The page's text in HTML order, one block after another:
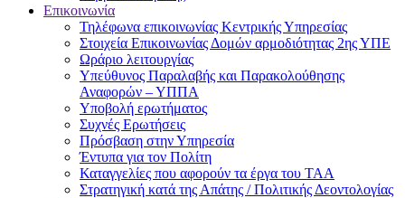
Επικοινωνία
Τηλέφωνα επικοινωνίας Κεντρικής Υπηρεσίας
Στοιχεία Επικοινωνίας Δομών αρμοδιότητας 2ης ΥΠΕ
Ωράριο λειτουργίας
Υπεύθυνος Παραλαβής και Παρακολούθησης
Αναφορών – ΥΠΠΑ
Υποβολή ερωτήματος
Συχνές Ερωτήσεις
Πρόσβαση στην Υπηρεσία
Έντυπα για τον Πολίτη
Καταγγελίες που αφορούν τα έργα του ΤΑΑ
Στρατηγική κατά της Απάτης / Πολιτικής Δεοντολογίας